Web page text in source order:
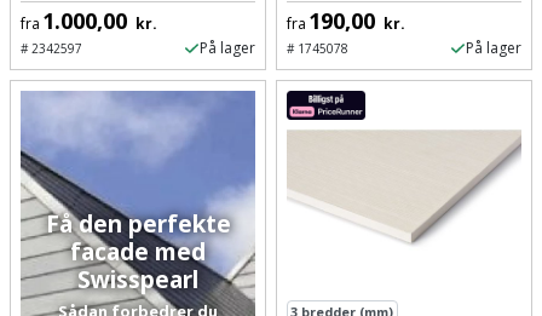
Savklinge
Skraber
Skruestik
Skruetrækker
Skruetvinge
Lader
Ligesliber
Limpistol
Linjelaser
Loddekolbe
Merchandise
Mobiltilbehør
Pavillon
Personlig
pleje
Plantekasser
fra 1.000,00 kr.
#2342597 På lager
fra 190,00 kr.
#1745078 På lager
Få den perfekte
facade med
Swisspearl
Sådan forbedrer du
3 bredder (mm)